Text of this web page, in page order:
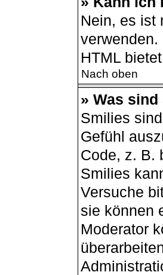
Nein, es ist
HTML
Nach oben
» Was
Smilies
Gefühl
Code, z. B.
Smilies
Versuche
sie können
Moderator